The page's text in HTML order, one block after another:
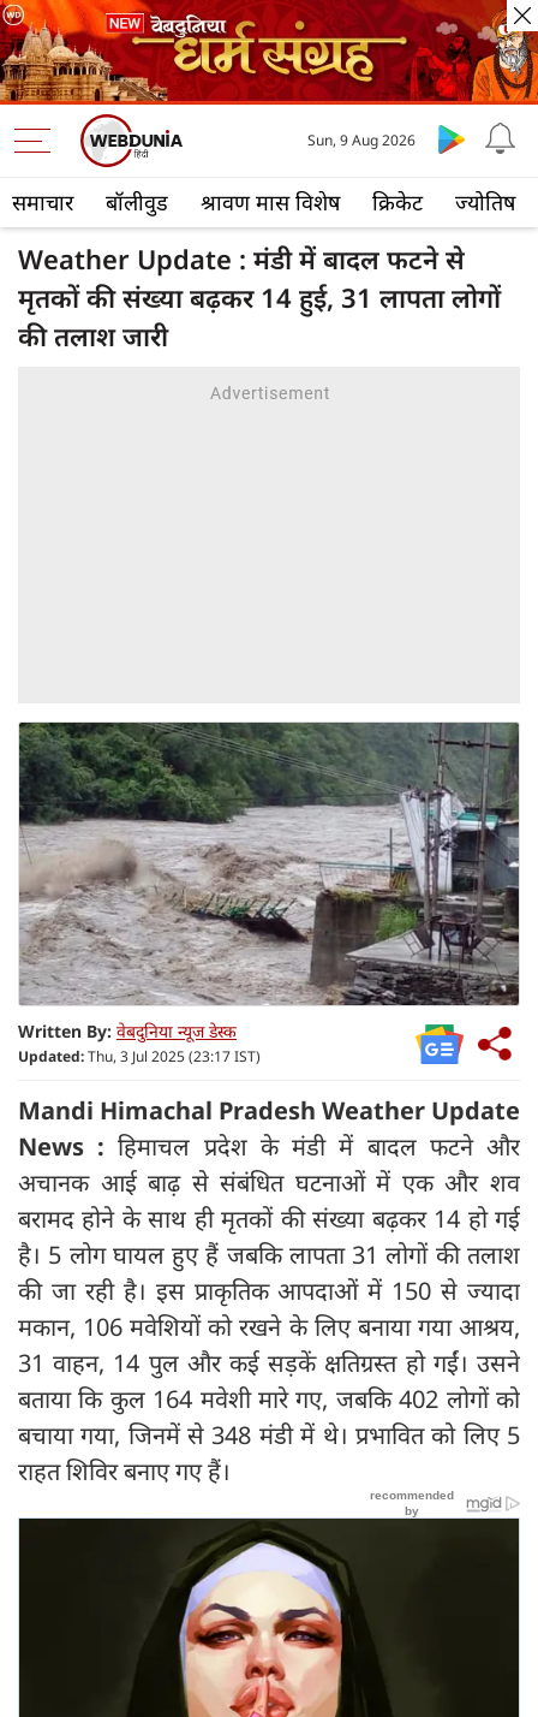
समाचार बॉलीवुड श्रावण मास विशेष क्रिकेट ज्योतिष
Sun, 9 Aug 2026
Weather Update : मंडी में बादल फटने से
मृतकों की संख्या बढ़कर 14 हुई, 31 लापता लोगों
की तलाश जारी
Written By: वेबदुनिया न्यूज डेस्क
Updated:Thu, 3 Jul 2025 (23:17 IST)
Mandi Himachal Pradesh Weather Update
News :हिमाचल प्रदेश के मंडी में बादल फटने और
अचानक आई बाढ़ से संबंधित घटनाओं में एक और शव
बरामद होने के साथ ही मृतकों की संख्या बढ़कर 14 हो गई
है। 5 लोग घायल हुए हैं जबकि लापता 31 लोगों की तलाश
की जा रही है। इस प्राकृतिक आपदाओं में 150 से ज्यादा
मकान, 106 मवेशियों को रखने के लिए बनाया गया आश्रय,
31 वाहन, 14 पुल और कई सड़कें क्षतिग्रस्त हो गईं। उसने
बताया कि कुल 164 मवेशी मारे गए, जबकि 402 लोगों को
बचाया गया, जिनमें से 348 मंडी में थे। प्रभावित को लिए 5
राहत शिविर बनाए गए हैं।